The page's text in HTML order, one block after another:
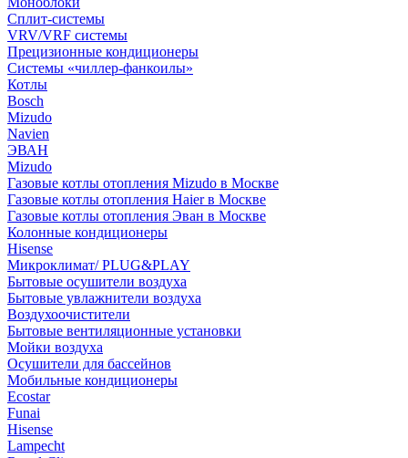
Сплит-системы
VRV/VRF системы
Прецизионные кондиционеры
Системы «чиллер-фанкоилы»
Котлы
Bosch
Mizudo
Navien
ЭВАН
Mizudo
Газовые котлы отопления Mizudo в Москве
Газовые котлы отопления Haier в Москве
Газовые котлы отопления Эван в Москве
Колонные кондиционеры
Hisense
Микроклимат/ PLUG&PLAY
Бытовые осушители воздуха
Бытовые увлажнители воздуха
Воздухоочистители
Бытовые вентиляционные установки
Мойки воздуха
Осушители для бассейнов
Мобильные кондиционеры
Ecostar
Funai
Hisense
Lampecht